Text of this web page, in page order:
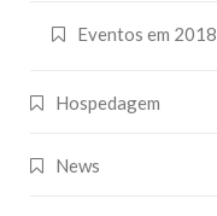
Eventos em 2018
Hospedagem
News